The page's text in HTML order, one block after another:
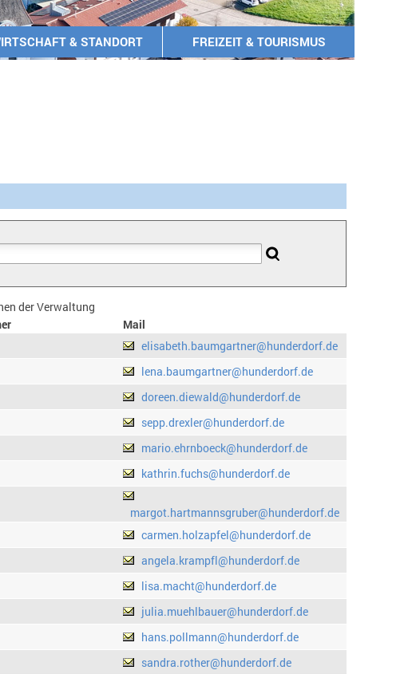
& STANDORT FREIZEIT & TOURISMUS
der Verwaltung
Mail
elisabeth.baumgartner@hunderdorf.de
lena.baumgartner@hunderdorf.de
doreen.diewald@hunderdorf.de
sepp.drexler@hunderdorf.de
mario.ehrnboeck@hunderdorf.de
kathrin.fuchs@hunderdorf.de
margot.hartmannsgruber@hunderdorf.de
carmen.holzapfel@hunderdorf.de
angela.krampfl@hunderdorf.de
lisa.macht@hunderdorf.de
julia.muehlbauer@hunderdorf.de
hans.pollmann@hunderdorf.de
sandra.rother@hunderdorf.de